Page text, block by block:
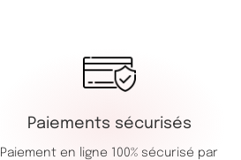
Paiements sécurisés
Paiement en ligne 100% sécurisé par